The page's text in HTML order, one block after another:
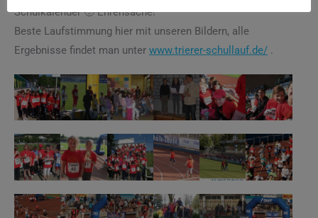
Schulkalender 🙂 Ehrensache!
Beste Laufstimmung hier mit unseren Bildern, alle
Ergebnisse findet man unter www.trierer-schullauf.de/ .